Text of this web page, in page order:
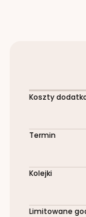
Koszty
Termin
Kolejki
Limitowane